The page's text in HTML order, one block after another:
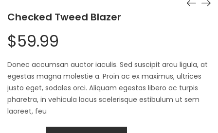
Checked Tweed Blazer
$59.99
Donec accumsan auctor iaculis. Sed suscipit arcu ligula, at
egestas magna molestie a. Proin ac ex maximus, ultrices
justo eget, sodales orci. Aliquam egestas libero ac turpis
pharetra, in vehicula lacus scelerisque estibulum ut sem
laoreet, feu